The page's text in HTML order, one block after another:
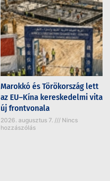
Marokkó és Törökország lett
az EU–Kína kereskedelmi vita
új frontvonala
2026. augusztus 7.
Nincs
hozzászólás